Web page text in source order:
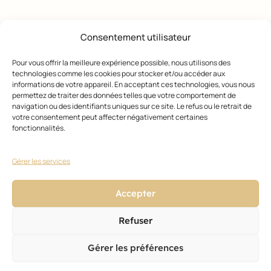
Consentement utilisateur
Pour vous offrir la meilleure expérience possible, nous utilisons des
technologies comme les cookies pour stocker et/ou accéder aux
informations de votre appareil. En acceptant ces technologies, vous nous
permettez de traiter des données telles que votre comportement de
navigation ou des identifiants uniques sur ce site. Le refus ou le retrait de
votre consentement peut affecter négativement certaines
fonctionnalités.
Gérer les services
Accepter
Refuser
Gérer les préférences
ON DU
SALON
Le
haut
de
gam
me
sible
27
déce
2025